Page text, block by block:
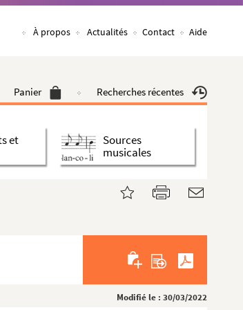
À propos Actualités Contact Aide
Panier Recherches récentes
et
Sources
musicales
Modifié le : 30/03/2022